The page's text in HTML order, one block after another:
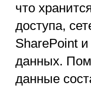
что
доступа,
SharePoint
данных.
данные